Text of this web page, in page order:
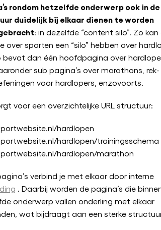
rondom hetzelfde onderwerp ook in
duidelijk bij elkaar dienen te worden
: in dezelfde “content silo”. Zo kan
over sporten een “silo” hebben over
bevat dan één hoofdpagina over
sub pagina’s over marathons, rek-
voor hardlopers, enzovoorts.
voor een overzichtelijke URL structuur:
hardlopen
hardlopen/trainingsschema
hardlopen/marathon
verbind je met elkaar door interne
. Daarbij worden de pagina’s die
onderwerp vallen onderling met elkaar
wat bijdraagt aan een sterke